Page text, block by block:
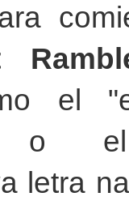
el
o el
letra